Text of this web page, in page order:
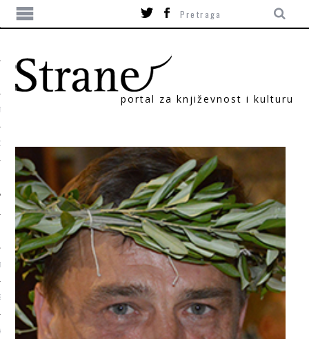
portal za književnost i kulturu